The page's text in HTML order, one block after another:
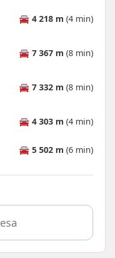
🚘 4 218 m (4 min)
🚘 7 367 m (8 min)
🚘 7 332 m (8 min)
🚘 4 303 m (4 min)
🚘 5 502 m (6 min)